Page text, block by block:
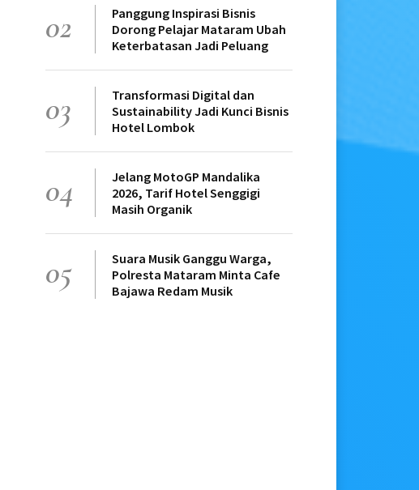
02
Panggung Inspirasi Bisnis
Dorong Pelajar Mataram Ubah
Keterbatasan Jadi Peluang
03
Transformasi Digital dan
Sustainability Jadi Kunci Bisnis
Hotel Lombok
04
Jelang MotoGP Mandalika
2026, Tarif Hotel Senggigi
Masih Organik
05
Suara Musik Ganggu Warga,
Polresta Mataram Minta Cafe
Bajawa Redam Musik